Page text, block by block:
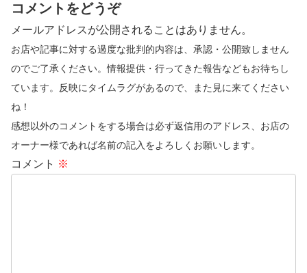
コメントをどうぞ
メールアドレスが公開されることはありません。
お店や記事に対する過度な批判的内容は、承認・公開致しません
のでご了承ください。情報提供・行ってきた報告などもお待ちし
ています。反映にタイムラグがあるので、また見に来てください
ね！
感想以外のコメントをする場合は必ず返信用のアドレス、お店の
オーナー様であれば名前の記入をよろしくお願いします。
コメント ※